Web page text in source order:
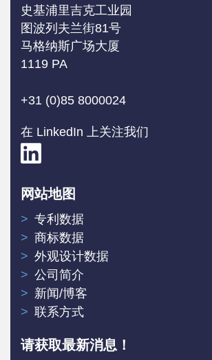
史基浦里吉克工业园
图波列夫兰街81号
马格纳斯广场大厦
1119 PA
+31 (0)85 8000024
在 LinkedIn 上关注我们
网站地图
专利数据
商标数据
外观设计数据
公司简介
新闻/博客
联系方式
请获取最新消息！